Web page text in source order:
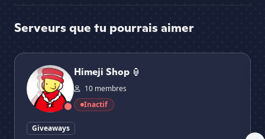
Serveurs que tu pourrais aimer
Himeji Shop 🏮
Himeji Shop 🏮
10 membres
Inactif
Giveaways